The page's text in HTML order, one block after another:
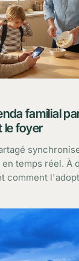
familial
le foyer
temps réel. À
comment